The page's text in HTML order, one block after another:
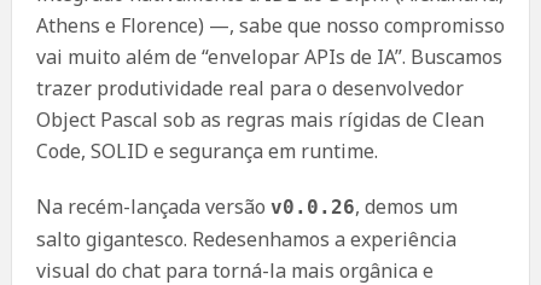
Athens e Florence) —, sabe que nosso compromisso
vai muito além de “envelopar APIs de IA”. Buscamos
trazer produtividade real para o desenvolvedor
Object Pascal sob as regras mais rígidas de Clean
Code, SOLID e segurança em runtime.
Na recém-lançada versão v0.0.26, demos um
salto gigantesco. Redesenhamos a experiência
visual do chat para torná-la mais orgânica e